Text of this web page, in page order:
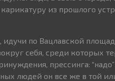
из прошлого
идучи по Вацлавской
себя, среди которых
прессинга:
людей он все же в той